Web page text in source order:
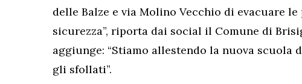
delle Balze e via Molino Vecchio di evacuare
sicurezza”, riporta dai social il Comune di
aggiunge: “Stiamo allestendo la nuova scuola
gli sfollati”.